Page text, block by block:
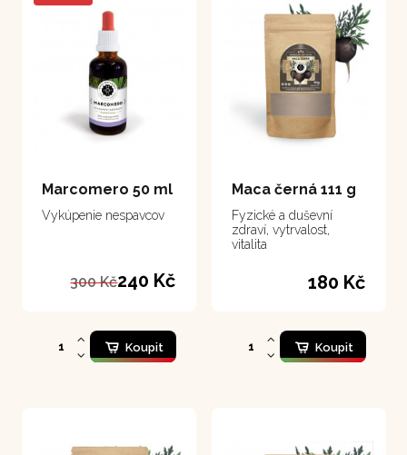
Marcomero 50 ml
Vykúpenie nespavcov
300 Kč240 Kč
Koupit
Maca černá 111 g
Fyzické a duševní
zdraví, vytrvalost,
vitalita
180 Kč
Koupit